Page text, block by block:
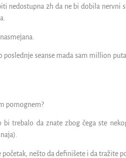
nedostupna 2h da ne bi dobila nervni
seanse mada sam million
pomognem?
trebalo da znate zbog čega ste
nešto da definišete i da tražite